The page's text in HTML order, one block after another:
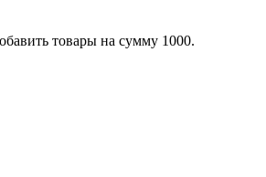
товары на сумму 1000.